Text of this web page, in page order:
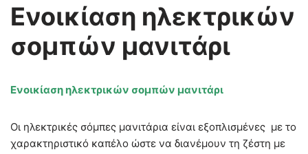
Ενοικίαση ηλεκτρικών
σομπών μανιτάρι
Ενοικίαση ηλεκτρικών σομπών μανιτάρι
Οι ηλεκτρικές σόμπες μανιτάρια είναι εξοπλισμένες με το
χαρακτηριστικό καπέλο ώστε να διανέμουν τη ζέστη με